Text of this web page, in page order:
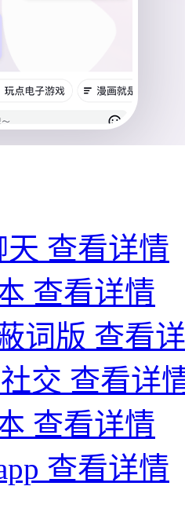
天 查看详情
查看详情
词版 查看
交 查看详
查看详情
查看详情